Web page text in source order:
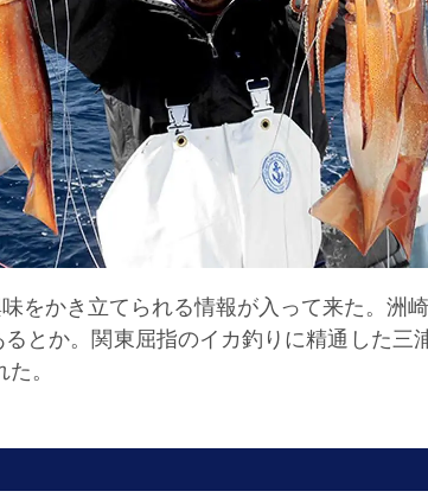
をかき立てられる情報が入って来た。洲
とか。関東屈指のイカ釣りに精通した三
。